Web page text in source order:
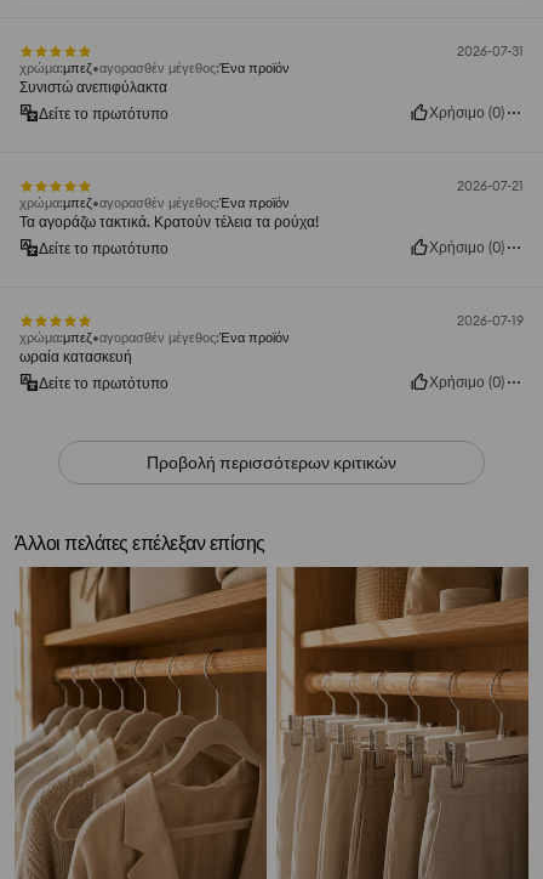
2026-07-31
χρώμα:μπεζ αγορασθέν μέγεθος:Ένα προϊόν
Συνιστώ ανεπιφύλακτα
Δείτε το πρωτότυπο
Χρήσιμο (0)
2026-07-21
χρώμα:μπεζ αγορασθέν μέγεθος:Ένα προϊόν
Τα αγοράζω τακτικά. Κρατούν τέλεια τα ρούχα!
Δείτε το πρωτότυπο
Χρήσιμο (0)
2026-07-19
χρώμα:μπεζ αγορασθέν μέγεθος:Ένα προϊόν
ωραία κατασκευή
Δείτε το πρωτότυπο
Χρήσιμο (0)
Προβολή περισσότερων κριτικών
Άλλοι πελάτες επέλεξαν επίσης